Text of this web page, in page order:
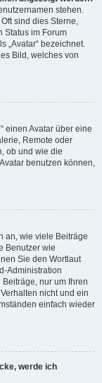
stehen.
sind dies Sterne,
Status im Forum
„Avatar“ bezeichnet.
Bild, welches von
einen Avatar über eine
Remote oder
ob und wie die
benutzen können,
an, wie viele Beiträge
Benutzer wie
Sie den Wortlaut
Administration
nur um Ihren
nicht und ein
einfach wieder
werde ich